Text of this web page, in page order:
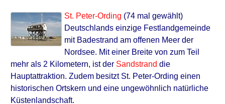
St. Peter-Ording (74 mal gewählt)
Deutschlands einzige Festlandgemeinde
mit Badestrand am offenen Meer der
Nordsee. Mit einer Breite von zum Teil
mehr als 2 Kilometern, ist der Sandstrand die
Hauptattraktion. Zudem besitzt St. Peter-Ording einen
historischen Ortskern und eine ungewöhnlich natürliche
Küstenlandschaft.